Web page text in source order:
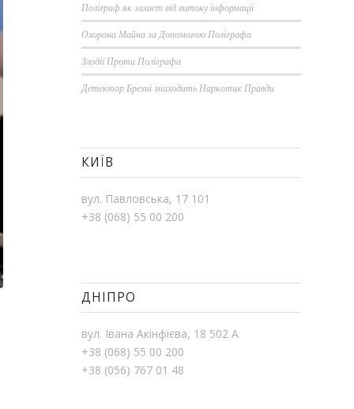
Поліграф як захист від витоку інформації
Охорона Майна за Допомогою Поліграфа
Злодії Проти Поліграфа
Детектор Брехні знаходить Наркотик Правди
КИЇВ
вул. Павловська, 17 101
+38 (068) 55 00 200
ДНІПРО
вул. Івана Акінфієва, 18 502 А
+38 (068) 55 00 200
+38 (056) 767 01 48